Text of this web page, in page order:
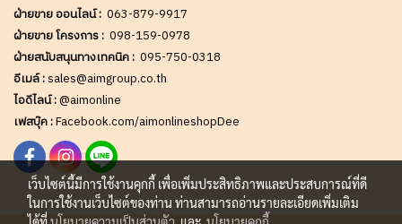
ฝ่ายขาย ออนไลน์ : 063-879-9917
ฝ่ายขาย โครงการ : 098-159-0978
ฝ่ายสนับสนุนทางเทคนิค : 095-750-0318
อีเมล์ :sales@aimgroup.co.th
ไอดีไลน์ :@aimonline
เฟสบุ๊ค :Facebook.com/aimonlineshopDee
เว็บไซต์นี้มีการใช้งานคุกกี้ เพื่อเพิ่มประสิทธิภาพและประสบการณ์ที่ดี
ในการใช้งานเว็บไซต์ของท่าน ท่านสามารถอ่านรายละเอียดเพิ่มเติม